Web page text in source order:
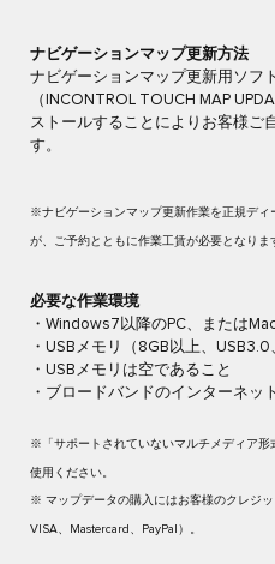
ナビゲーションマップ更新方法
ナビゲーションマップ更新用ソフ
（INCONTROL TOUCH MAP
ストールすることによりお客様ご
す。​
※ナビゲーションマップ更新作業を正規ディ
が、ご予約とともに作業工賃が必要となりま
必要な作業環境​
・Windows7以降のPC、または
・USBメモリ（8GB以上、USB3.0
・USBメモリは空であること​
・ブロードバンドのインターネッ
※「サポートされていないマルチメディア
使用ください​。
※ マップデータの購入にはお客様のクレジ
VISA、Mastercard、PayPal）​。